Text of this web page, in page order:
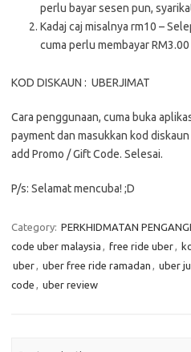
perlu bayar sesen pun,
Kadaj caj misalnya rm10 –
cuma perlu membayar RM3.00
KOD DISKAUN : UBERJIMAT
Cara penggunaan, cuma buka
payment dan masukkan kod
add Promo / Gift Code. Selesai.
P/s: Selamat mencuba! ;D
Category: PERKHIDMATAN
code uber malaysia , free ride uber,
uber, uber free ride ramadan , uber
code , uber review